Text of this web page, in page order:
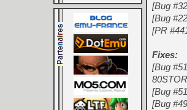
[Bug
[Bug
[PR
Fixes:
[Bug
[Bug
[Bug